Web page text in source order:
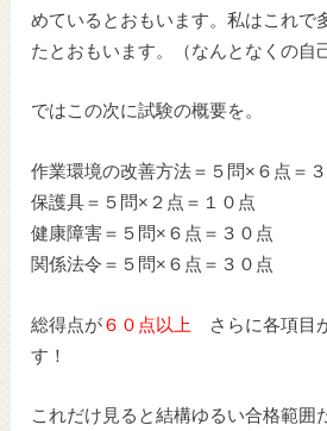
めているとおもいます。私はこれで
たとおもいます。（なんとなくの自
ではこの次に試験の概要を。
作業環境の改善方法＝５問×６点＝
保護具＝５問×２点＝１０点
健康障害＝５問×６点＝３０点
関係法令＝５問×６点＝３０点
総得点が ６０点以上 さらに各項目
す！
これだけ見ると結構ゆるい合格範囲